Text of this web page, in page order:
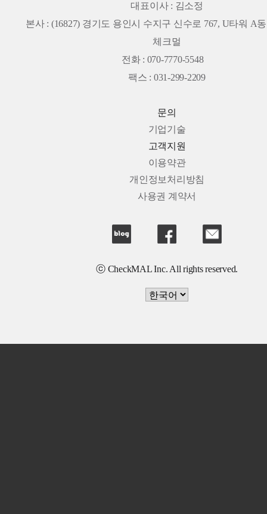
대표이사 : 김소정
본사 : (16827) 경기도 용인시 수지구 신수로 767, U타워 A
체크멀
전화 : 070-7770-5548
팩스 : 031-299-2209
문의
기업기술
고객지원
이용약관
개인정보처리방침
사용권 계약서
ⓒ CheckMAL Inc. All rights reserved.